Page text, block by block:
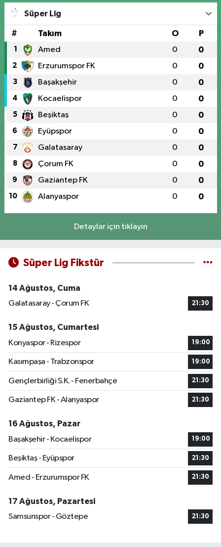
Süper Lig
# Takım O P
1 Amed 0 0
2 Erzurumspor FK 0 0
3 Başakşehir 0 0
4 Kocaelispor 0 0
5 Beşiktaş 0 0
6 Eyüpspor 0 0
7 Galatasaray 0 0
8 Çorum FK 0 0
9 Gaziantep FK 0 0
10 Alanyaspor 0 0
Detaylar için tıklayın
Süper Lig Fikstür
14 Ağustos, Cuma
Galatasaray - Çorum FK
21:30
15 Ağustos, Cumartesi
Konyaspor - Rizespor
19:00
Kasımpaşa - Trabzonspor 19:00
Gençlerbirliği S.K. - Fenerbahçe 21:30
Gaziantep FK - Alanyaspor 21:30
16 Ağustos, Pazar
Başakşehir - Kocaelispor
19:00
Beşiktaş - Eyüpspor 21:30
Amed - Erzurumspor FK 21:30
17 Ağustos, Pazartesi
Samsunspor - Göztepe
21:30